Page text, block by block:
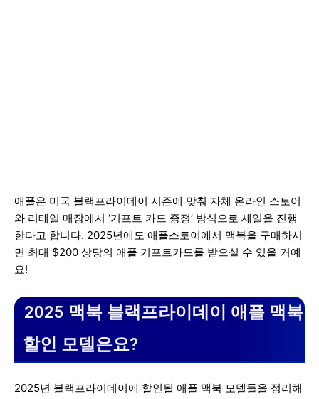
애플은 미국 블랙프라이데이 시즌에 맞춰 자체 온라인 스토어
와 리테일 매장에서 ‘기프트 카드 증정’ 방식으로 세일을 진행
한다고 합니다. 2025년에도 애플스토어에서 맥북을 구매하시
면 최대 $200 상당의 애플 기프트카드를 받으실 수 있을 거예
요!
2025 맥북 블랙프라이데이 애플 맥북
할인 모델은요?
2025년 블랙프라이데이에 할인될 애플 맥북 모델들을 정리해